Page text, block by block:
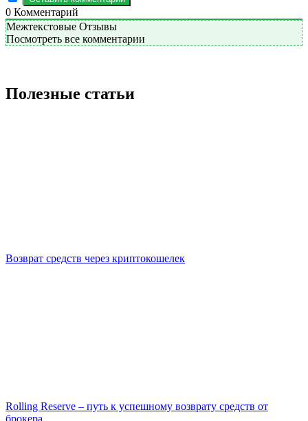
0 Комментарий
Межтекстовые Отзывы
Посмотреть все комментарии
Полезные статьи
Возврат средств через криптокошелек
Rolling Reserve – путь к успешному возврату средств от
брокера